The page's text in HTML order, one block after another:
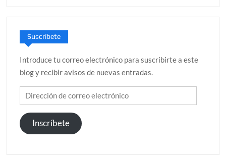
Suscríbete
Introduce tu correo electrónico para suscribirte a este
blog y recibir avisos de nuevas entradas.
Dirección
de
correo
electrónico
Inscríbete